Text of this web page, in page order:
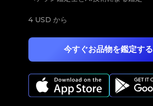
今すぐお品物を鑑定する
4 USD から